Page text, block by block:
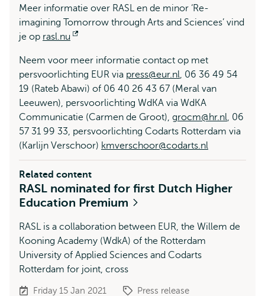
Meer informatie over RASL en de minor ‘Re-
imagining Tomorrow through Arts and Sciences’ vind
je op rasl.nu
Neem voor meer informatie contact op met
persvoorlichting EUR via press@eur.nl, 06 36 49 54
19 (Rateb Abawi) of 06 40 26 43 67 (Meral van
Leeuwen), persvoorlichting WdKA via WdKA
Communicatie (Carmen de Groot), grocm@hr.nl, 06
57 31 99 33, persvoorlichting Codarts Rotterdam via
(Karlijn Verschoor) kmverschoor@codarts.nl
Related content
RASL nominated for first Dutch Higher
Education Premium
RASL is a collaboration between EUR, the Willem de
Kooning Academy (WdkA) of the Rotterdam
University of Applied Sciences and Codarts
Rotterdam for joint, cross
Friday 15 Jan 2021 Press release